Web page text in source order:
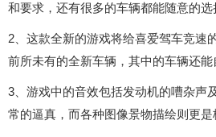
和要求，还有很多的车辆都能随意的选
2、这款全新的游戏将给喜爱驾车竞速
前所未有的全新车辆，其中的车辆还能
3、游戏中的音效包括发动机的嘈杂声
常的逼真，而各种图像景物描绘则更是